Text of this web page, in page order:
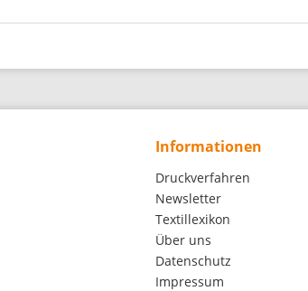
Informationen
Druckverfahren
Newsletter
Textillexikon
Über uns
Datenschutz
Impressum